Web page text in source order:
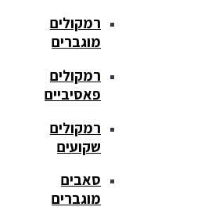
רמקולים
מוגברים
רמקולים
פאסיביים
רמקולים
שקועים
סאבים
מוגברים